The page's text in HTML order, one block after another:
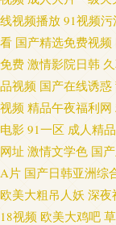
线视频播放 91视频污
看 国产精选免费视频
免费 激情影院日韩
品视频 国产在线诱惑
视频 精品午夜福利网
电影 91一区 成人精
网址 激情文学色 国
A片 国产日韩亚洲综
欧美大粗吊人妖 深夜
18视频 欧美大鸡吧